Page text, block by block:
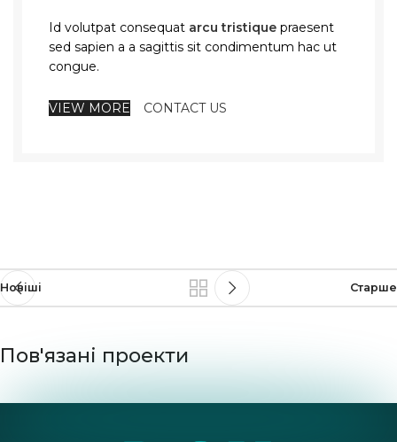
Id volutpat consequat arcu tristique praesent
sed sapien a a sagittis sit condimentum hac ut
congue.
VIEW MORE CONTACT US
Новіші Старше
Пов'язані проекти